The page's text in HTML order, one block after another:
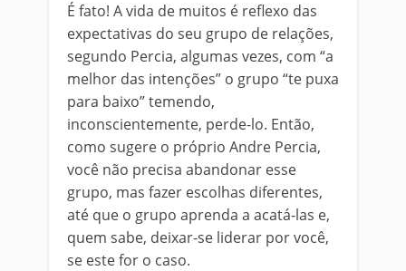
É fato! A vida de muitos é reflexo das
expectativas do seu grupo de relações,
segundo Percia, algumas vezes, com “a
melhor das intenções” o grupo “te puxa
para baixo” temendo,
inconscientemente, perde-lo. Então,
como sugere o próprio Andre Percia,
você não precisa abandonar esse
grupo, mas fazer escolhas diferentes,
até que o grupo aprenda a acatá-las e,
quem sabe, deixar-se liderar por você,
se este for o caso.